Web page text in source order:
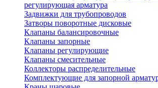
регулирующая арматура
Задвижки для трубопроводов
Затворы поворотные дисковые
Клапаны балансировочные
Клапаны запорные
Клапаны регулирующие
Клапаны смесительные
Коллекторы распределительные
Комплектующие для запорной